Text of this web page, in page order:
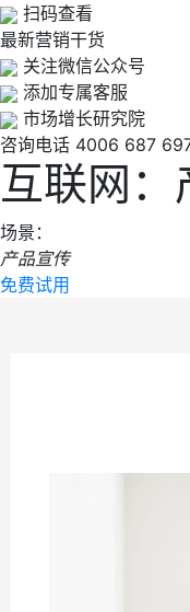
扫码查看
最新营销干货
关注微信公众号
添加专属客服
市场增长研究院
咨询电话 4006 687
互联网：
场景：
产品宣传
免费试用